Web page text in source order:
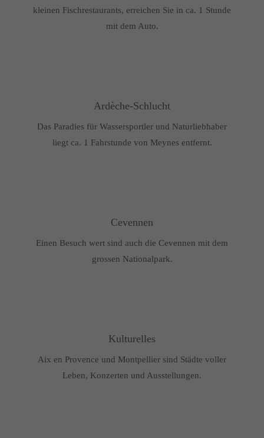
kleinen Fischrestaurants, erreichen Sie in ca. 1 Stunde
mit dem Auto.
Ardèche-Schlucht
Das Paradies für Wassersportler und Naturliebhaber
liegt ca. 1 Fahrstunde von Meynes entfernt.
Cevennen
Einen Besuch wert sind auch die Cevennen mit dem
grossen Nationalpark.
Kulturelles
Aix en Provence und Montpellier sind Städte voller
Leben, Konzerten und Ausstellungen.